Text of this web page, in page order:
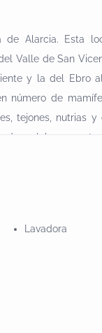
de Alarcia. Esta
Valle de San
y la del Ebro
número de
tejones, nutrias
culebreras,
paloma, para la
El recorrido
dobles. Dos
Lavadora